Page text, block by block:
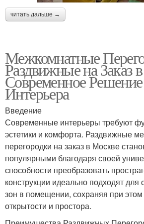
читать дальше →
Межкомнатные
Раздвижные на Заказ
Современное
Интерьера
Введение
Современные интерьеры требуют
эстетики и комфорта. Раздвижные
перегородки на заказ в Москве
популярными благодаря своей
способности преобразовать
конструкции идеально подходят для
зон в помещении, сохраняя при
открытости и простора.